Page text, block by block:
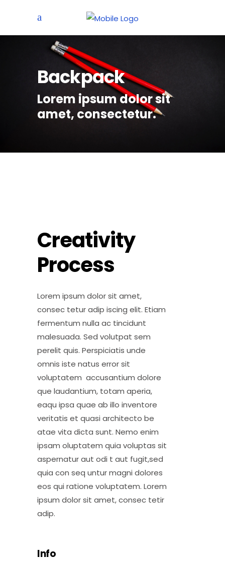
Backpack
Lorem ipsum dolor sit
amet, consectetur.
Creativity
Process
Lorem ipsum dolor sit amet,
consec tetur adip iscing elit. Etiam
fermentum nulla ac tincidunt
malesuada. Sed volutpat sem
perelit quis. Perspiciatis unde
omnis iste natus error sit
voluptatem accusantium dolore
que laudantium, totam aperia,
eaqu ipsa quae ab illo inventore
veritatis et quasi architecto be
atae vita dicta sunt. Nemo enim
ipsam oluptatem quia voluptas sit
aspernatur aut odi t aut fugit,sed
quia con seq untur magni dolores
eos qui ratione voluptatem. Lorem
ipsum dolor sit amet, consec tetir
adip.
Info